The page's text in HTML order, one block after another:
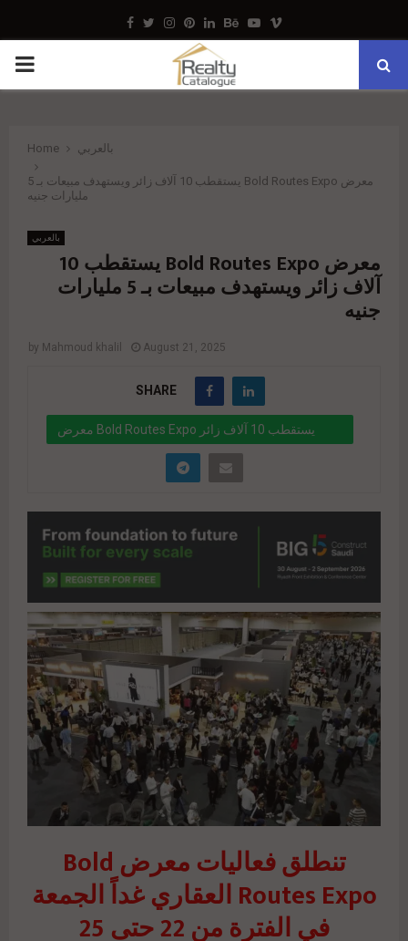
Facebook
TwitterInstagram
Pinterest
LinkedinBehance
Youtube
Vimeo
PRIMARY
Home بالعربي
معرض Bold Routes Expo يستقطب 10 آلاف زائر ويستهدف مبيعات بـ 5
مليارات جنيه
بالعربي
معرض Bold Routes Expo يستقطب 10
آلاف زائر ويستهدف مبيعات بـ 5 مليارات
جنيه
by Mahmoud khalil August 21, 2025
SHARE
معرض Bold Routes Expo يستقطب 10 آلاف زائر
ويستهدف مبيعات بـ 5 مليارات جنيه
eg.net/%d9%85%d8%b9%d8%b1%d8%b6-bold-
routes-expo-
%d9%8a%d8%b3%d8%aa%d9%82%d8%b7%d8%
a8-10-%d8%a2%d9%84%d8%a7%d9%81-
%d8%b2%d8%a7%d8%a6%d8%b1-
%d9%88%d9%8a%d8%b3%d8%aa%d9%87%d8%
af%d9%81-%d9%85%d8%a8%d9%8a%d8%b9/"
href="#">
تنطلق فعاليات معرض Bold
Routes Expo العقاري غداً الجمعة
في الفترة من 22 حتى 25